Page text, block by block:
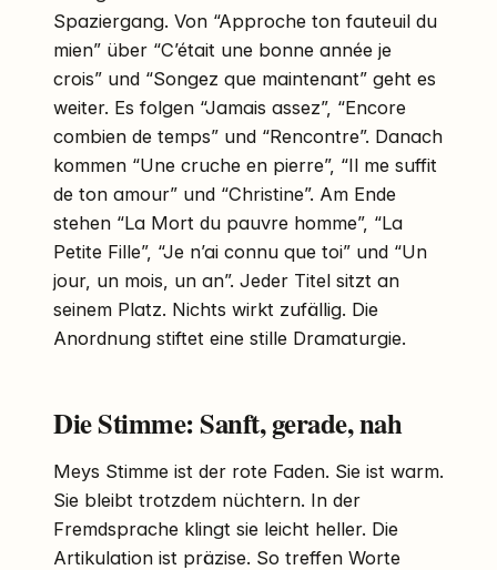
Spaziergang. Von “Approche ton fauteuil du
mien” über “C’était une bonne année je
crois” und “Songez que maintenant” geht es
weiter. Es folgen “Jamais assez”, “Encore
combien de temps” und “Rencontre”. Danach
kommen “Une cruche en pierre”, “Il me suffit
de ton amour” und “Christine”. Am Ende
stehen “La Mort du pauvre homme”, “La
Petite Fille”, “Je n’ai connu que toi” und “Un
jour, un mois, un an”. Jeder Titel sitzt an
seinem Platz. Nichts wirkt zufällig. Die
Anordnung stiftet eine stille Dramaturgie.
Die Stimme: Sanft, gerade, nah
Meys Stimme ist der rote Faden. Sie ist warm.
Sie bleibt trotzdem nüchtern. In der
Fremdsprache klingt sie leicht heller. Die
Artikulation ist präzise. So treffen Worte